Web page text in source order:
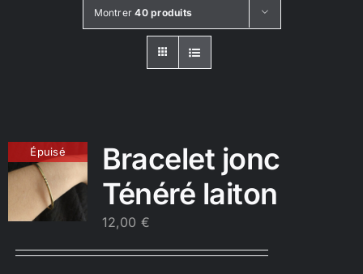
Montrer40 produits
Épuisé
Bracelet jonc
Ténéré laiton
12,00 €